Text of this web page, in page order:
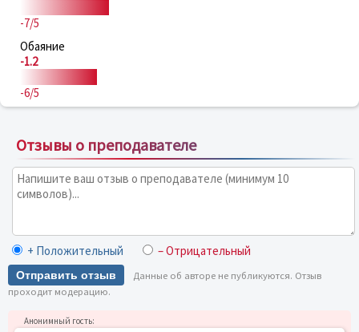
-7/5
Обаяние
-1.2
-6/5
Отзывы о преподавателе
+ Положительный – Отрицательный
Отправить отзыв
Данные об авторе не публикуются. Отзыв
проходит модерацию.